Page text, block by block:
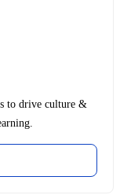
to drive culture &